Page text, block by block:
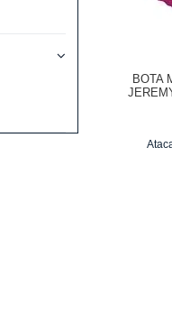
BOTA